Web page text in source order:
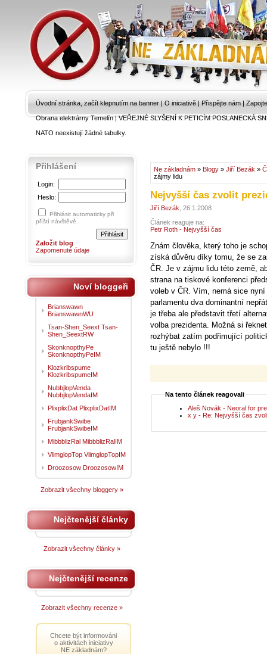
Úvodní stránka, začít klepnutím na banner | O iniciativě | Přispějte nám |
Obrana elektrárny Temelín|VEŘEJNÉ SLYŠENÍ K PETICÍM POSLANECKÁ
NATO neexistují žádné tabulky.
Ne základnám » Blogy » Jiří Bezák »
zájmy lidu
Nejvyšší čas zvolit
Jiří Bezák , 26.1.2008
Článek reaguje na:
Petr Roth - Nejvyšší čas
Znám člověka, který toho je
získá důvěru díky tomu, že se
ČR. Je v zájmu lidu této země,
strana na tiskové konferenci
voleb v ČR. Vím, nemá sice
parlamentu dva dominantní
je třeba ale představit třetí
volba prezidenta. Možná si
rozhýbat zatím podřimující
tu ještě nebylo !!!
Na tento článek reagovali
Aleš Novák - Neoral for
x y - Re: Nejvyšší čas
Přihlášení
Login:
Heslo:
Přihlásit automaticky při
příští návštěvě.
Založit blog
Zapomenuté údaje
Noví bloggeři
Brianswawn
BrianswawnWU
Tsan-Shen_Seext Tsan-
Shen_SeextRW
SkonknopthyPe
SkonknopthyPeIM
Klozkribspume
KlozkribspumeIM
NubbjlopVenda
NubbjlopVendaIM
PlixplixDat PlixplixDatIM
FrubjankSwibe
FrubjankSwibeIM
MibbblizRal MibbblizRalIM
VlimglopTop VlimglopTopIM
Droozosow DroozosowIM
Zobrazit všechny bloggery »
Nejčtenější články
Zobrazit všechny články »
Nejčtenější recenze
Zobrazit všechny recenze »
Chcete být informováni
o aktivitách iniciativy
NE základnám?